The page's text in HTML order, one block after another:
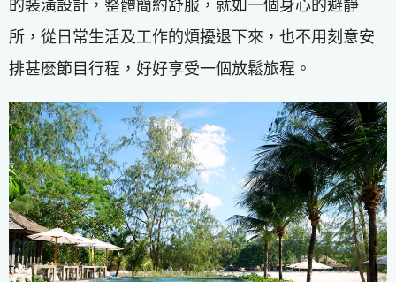
的裝潢設計，整體簡約舒服，就如一個身心的避靜
所，從日常生活及工作的煩擾退下來，也不用刻意安
排甚麼節目行程，好好享受一個放鬆旅程。